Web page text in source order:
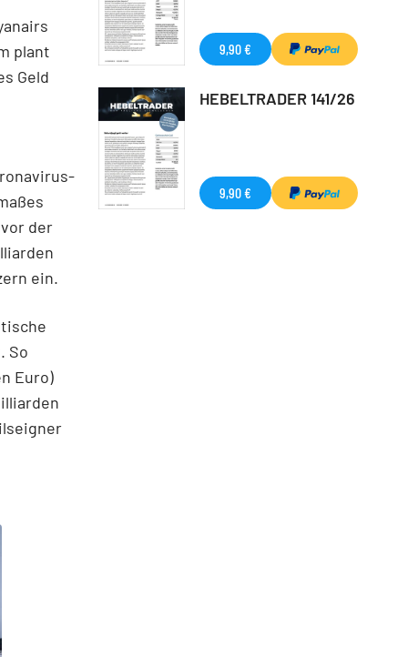
plant
Geld
der
ein.
So
Euro)
9,90 €
HEBELTRADER 141/26
9,90 €